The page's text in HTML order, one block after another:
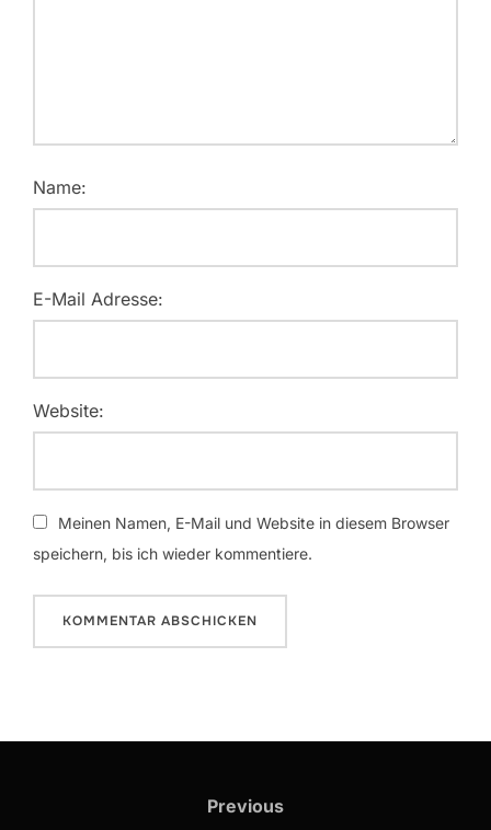
Name:
E-Mail Adresse:
Website:
Meinen Namen, E-Mail und Website in diesem Browser
speichern, bis ich wieder kommentiere.
Previous